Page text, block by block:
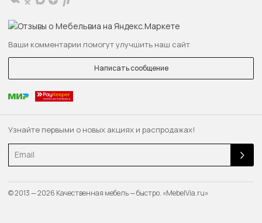
Узнайте первыми о новых акциях и распродажах!
Email
Ваши комментарии помогут улучшить наш сайт
Написать сообщение
© 2013 — 2026 Качественная мебель — быстро. «MebelVia.ru»